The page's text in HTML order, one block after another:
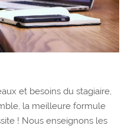
et besoins du stagiaire,
la meilleure formule
! Nous enseignons les